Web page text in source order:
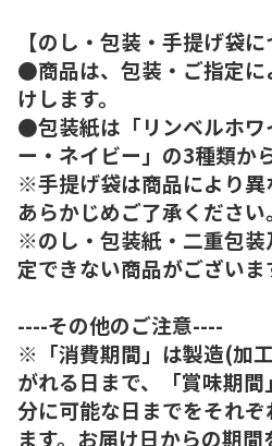
【のし・包装・手提げ袋に
●商品は、包装・ご指定に
けします。
●包装紙は「リンベルホワ
ー・ネイビー」の3種類か
※手提げ袋は商品により異
あらかじめご了承ください。
※のし・包装紙・二重包装
定できない商品がございま
----その他のご注意----
※「消費期間」は製造(加
がれる日まで、「賞味期
分に可能な日までをそれ
ます。お届け日からの期